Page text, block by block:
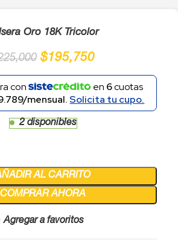
Oro 18K Tricolor
$195,750
con en 6cuotas
mensual.Solicita tu cupo.
2 disponibles
AL CARRITO
COMPRAR AHORA
Agregar a favoritos